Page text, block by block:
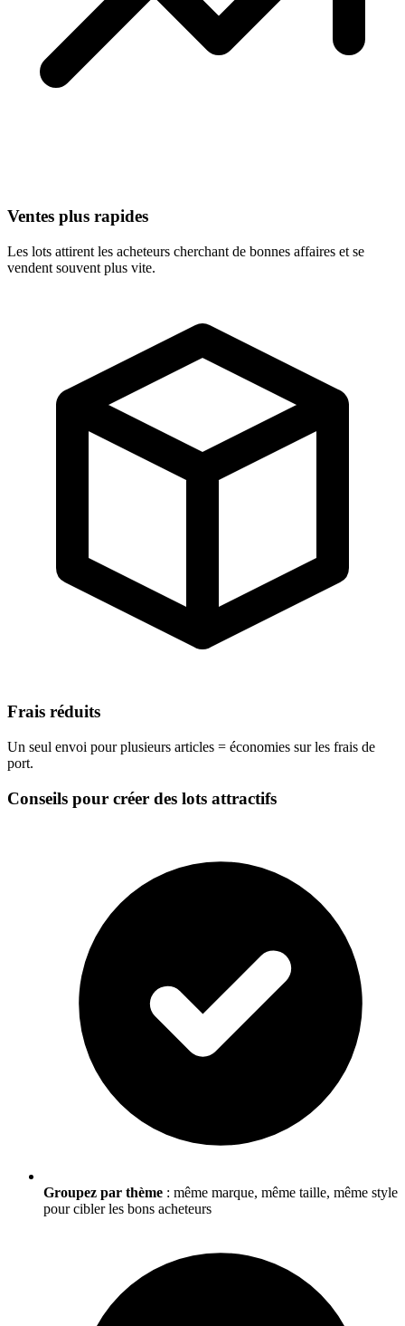
Ventes plus rapides
Les lots attirent les acheteurs cherchant de bonnes affaires et se
vendent souvent plus vite.
Frais réduits
Un seul envoi pour plusieurs articles = économies sur les frais de
port.
Conseils pour créer des lots attractifs
Groupez par thème : même marque, même taille, même style
pour cibler les bons acheteurs